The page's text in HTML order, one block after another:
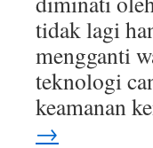
tidak lagi
mengganti
teknologi
keamanan
→